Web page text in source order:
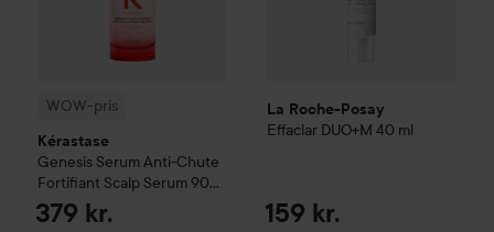
WOW-pris
Kérastase
Genesis Serum Anti-Chute
Fortifiant Scalp Serum90
ml
379 kr.
La Roche-Posay
Effaclar DUO+M 40 ml
159 kr.